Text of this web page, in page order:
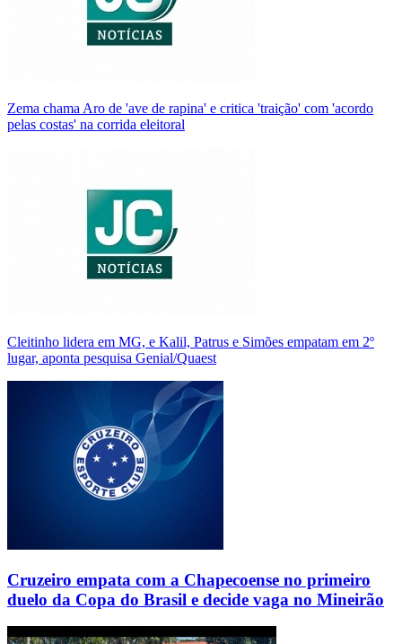
Zema chama Aro de 'ave de rapina' e critica 'traição' com 'acordo
pelas costas' na corrida eleitoral
Cleitinho lidera em MG, e Kalil, Patrus e Simões empatam em 2º
lugar, aponta pesquisa Genial/Quaest
Cruzeiro empata com a Chapecoense no primeiro
duelo da Copa do Brasil e decide vaga no Mineirão